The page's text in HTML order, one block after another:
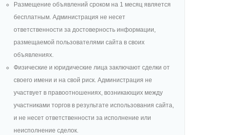
Размещение объявлений сроком на 1 месяц является
бесплатным. Администрация не несет
ответственности за достоверность информации,
размещаемой пользователями сайта в своих
объявлениях.
Физические и юридические лица заключают сделки от
своего имени и на свой риск. Администрация не
участвует в правоотношениях, возникающих между
участниками торгов в результате использования сайта,
и не несет ответственности за исполнение или
неисполнение сделок.